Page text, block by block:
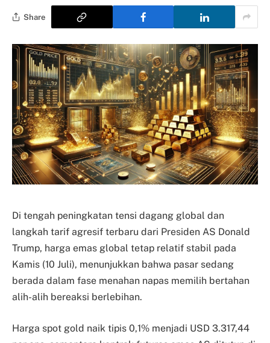
Share
Di tengah peningkatan tensi dagang global dan
langkah tarif agresif terbaru dari Presiden AS Donald
Trump, harga emas global tetap relatif stabil pada
Kamis (10 Juli), menunjukkan bahwa pasar sedang
berada dalam fase menahan napas memilih bertahan
alih-alih bereaksi berlebihan.
Harga spot gold naik tipis 0,1% menjadi USD 3.317,44